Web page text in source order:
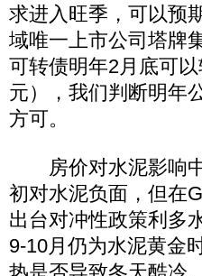
求进入旺季，可以预
域唯一上市公司塔牌
可转债明年2月底可
元），我们判断明年
方可。
房价对水泥影响中
初对水泥负面，但在
出台对冲性政策利多
9-10月仍为水泥黄金